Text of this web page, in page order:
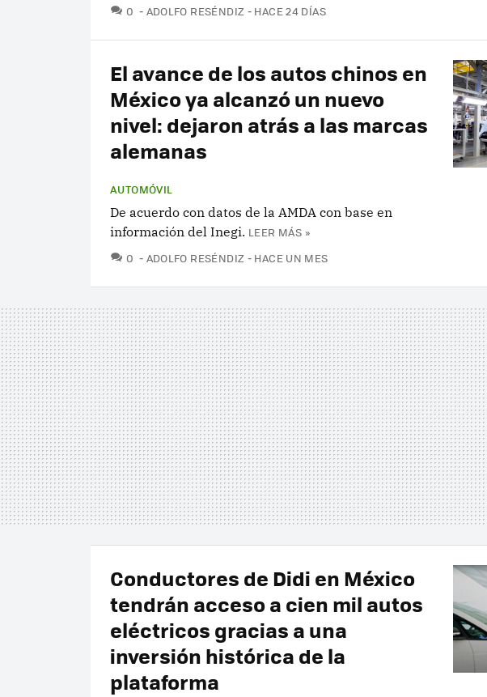
0 COMENTARIOS
ADOLFO RESÉNDIZ HACE 24 DÍAS
El avance de los autos chinos en
México ya alcanzó un nuevo
nivel: dejaron atrás a las marcas
alemanas
AUTOMÓVIL
De acuerdo con datos de la AMDA con base en
información del Inegi. LEER MÁS »
0 COMENTARIOS
ADOLFO RESÉNDIZ HACE UN MES
Conductores de Didi en México
tendrán acceso a cien mil autos
eléctricos gracias a una
inversión histórica de la
plataforma